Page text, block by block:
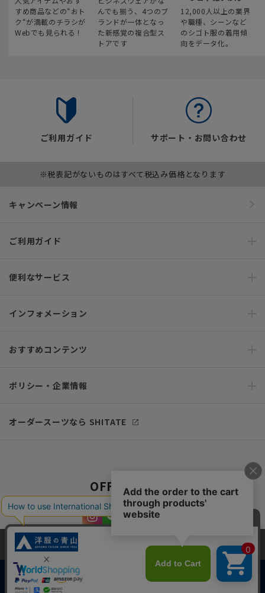
すめ商品などの“おト
ク“が満載のチラシが
Webでも見られる！
んでも揃う、4つのブ
ランドが一体となっ
た新感覚の複合型ス
トアです
12,000人以上の業界
や職種、シーンなど
のシゴト服の着用傾
向をデータ化。
ご利用ガイド サポート・お問い合わせ
※税表記がないものはすべて税込み価格となります
キャンペーン情報
ご利用ガイド
便利なサービス
インフォメーション
おすすめコンテンツ
ポリシー・企業情報
オーダースーツなら SHITATE
OFFICIAL SNS
当サイトでは、快適な閲覧体験とコンテンツ改善のためにCookieを使用
しています。閲覧を続けることで、Cookieの使用に同意したものとみな
します。詳細については